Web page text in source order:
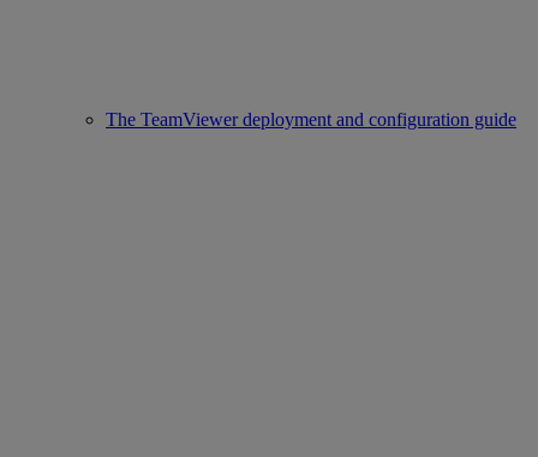
The TeamViewer deployment and configuration guide